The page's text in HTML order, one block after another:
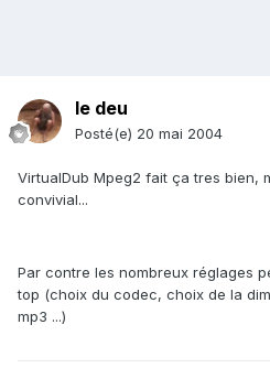
le deu
Posté(e) 20 mai 2004
VirtualDub Mpeg2 fait ça tres bien,
convivial...
Par contre les nombreux réglages
top (choix du codec, choix de la
mp3 ...)